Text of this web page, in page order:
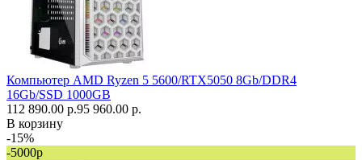
Компьютер AMD Ryzen 5 5600/RTX5050 8Gb/DDR4
16Gb/SSD 1000GB
112 890.00 р.95 960.00 р.
В корзину
-15%
-5000р